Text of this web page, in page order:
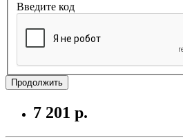
Введите код
Продолжить
7 201 р.